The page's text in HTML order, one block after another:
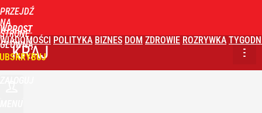
PRZEJDŹ
NA
STRONĘ
GŁÓWNĄ
WPROST
WIADOMOŚCI POLITYKA BIZNES DOM ZDROWIE ROZRYWKA
KRAJ